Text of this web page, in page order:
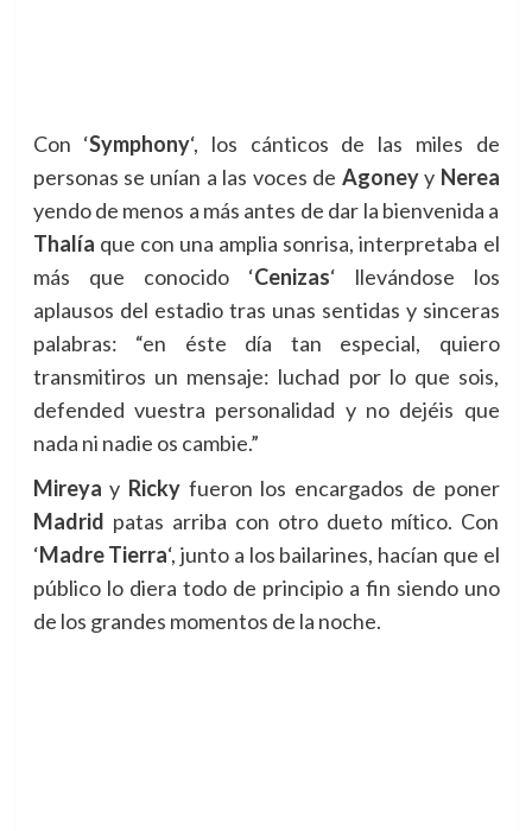
Con ‘Symphony‘, los cánticos de las miles de
personas se unían a las voces de Agoneyy Nerea
yendo de menos a más antes de dar la bienvenida a
Thalía que con una amplia sonrisa, interpretaba el
más que conocido ‘Cenizas‘ llevándose los
aplausos del estadio tras unas sentidas y sinceras
palabras: “en éste día tan especial, quiero
transmitiros un mensaje: luchad por lo que sois,
defended vuestra personalidad y no dejéis que
nada ni nadie os cambie.”
Mireya y Rickyfueron los encargados de poner
Madrid patas arriba con otro dueto mítico. Con
‘Madre Tierra‘, junto a los bailarines, hacían que el
público lo diera todo de principio a fin siendo uno
de los grandes momentos de la noche.